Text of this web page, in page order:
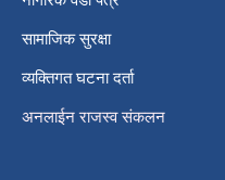
सामाजिक सुरक्षा
व्यक्तिगत घटना दर्ता
अनलाईन राजस्व संकलन